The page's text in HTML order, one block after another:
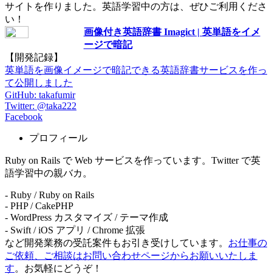
サイトを作りました。英語学習中の方は、ぜひご利用くださ
い！
画像付き英語辞書 Imagict | 英単語をイメ
ージで暗記
【開発記録】
英単語を画像イメージで暗記できる英語辞書サービスを作っ
て公開しました
GitHub: takafumir
Twitter: @taka222
Facebook
プロフィール
Ruby on Rails で Web サービスを作っています。Twitter で英
語学習中の親バカ。
- Ruby / Ruby on Rails
- PHP / CakePHP
- WordPress カスタマイズ / テーマ作成
- Swift / iOS アプリ / Chrome 拡張
など開発業務の受託案件もお引き受けしています。 お仕事の
ご依頼、ご相談はお問い合わせページからお願いいたしま
す。お気軽にどうぞ！